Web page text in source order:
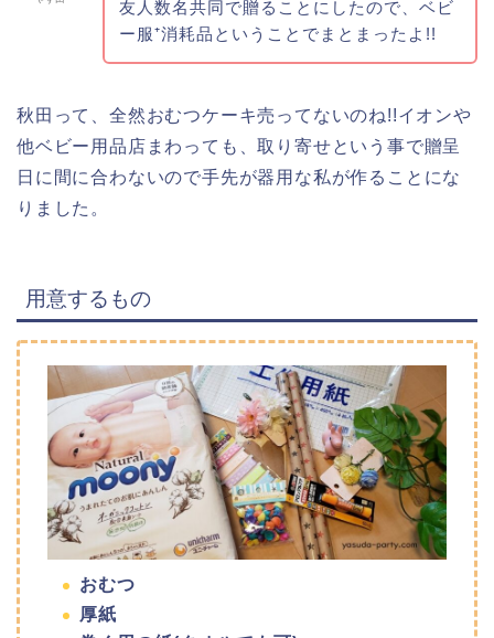
だいたいは”新生児用”で大丈夫ですが、出産後、 時間経
過してから贈る場合はサイズに気を付けよう。
また、ママさんによってはメーカーにこだわりがある
た方が安パイです。
私の場合、工作の材料は手持ちの物が多かったです
が、ロディなどのおもちゃ類は購入しました。
使わないものも多かったけど(´;ω;｀)
レシピ
やす田
今回は3段重ねのケーキにするよ!!手順は簡
単なので是非挑戦してみて。